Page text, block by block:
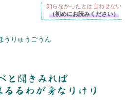
うりゅうごうん
みれば遊ばれ暮るるわが
りけり
知らなかったとは言わせない
（初めにお読みください）